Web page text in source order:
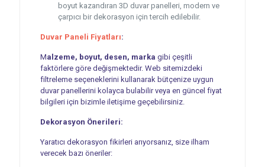
boyut kazandıran 3D duvar panelleri, modern ve
çarpıcı bir dekorasyon için tercih edilebilir.
Duvar Paneli Fiyatları:
Malzeme, boyut, desen, marka gibi çeşitli
faktörlere göre değişmektedir. Web sitemizdeki
filtreleme seçeneklerini kullanarak bütçenize uygun
duvar panellerini kolayca bulabilir veya en güncel fiyat
bilgileri için bizimle iletişime geçebilirsiniz.
Dekorasyon Önerileri:
Yaratıcı dekorasyon fikirleri arıyorsanız, size ilham
verecek bazı öneriler: